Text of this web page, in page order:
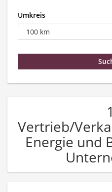
Umkreis
1
Vertrieb/
Energie und